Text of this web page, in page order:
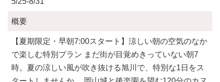
概要
【夏期限定・早朝7:00スタート】涼しい朝の空気のなか
で楽しむ特別プラン まだ街が目覚めきっていない朝7
時。夏の涼しい風が吹き抜ける旭川で、特別な1日をス